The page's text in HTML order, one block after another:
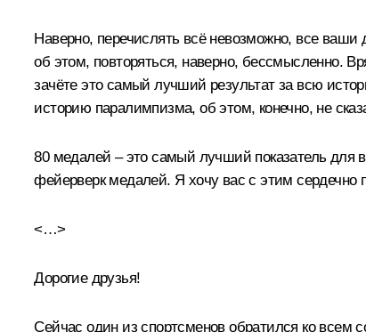
Наверно, перечислять всё невозможно, все ваши
об этом, повторяться, наверно, бессмысленно.
зачёте это самый лучший результат за всю
историю паралимпизма, об этом, конечно, не
80 медалей – это самый лучший показатель для
фейерверк медалей. Я хочу вас с этим сердечно
<…>
Дорогие друзья!
Сейчас один из спортсменов обратился ко всем